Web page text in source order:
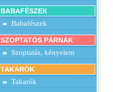
BABAFÉSZEK
Babafészek
SZOPTATÓS PÁRNÁK
Szoptatás, kényelem
TAKARÓK
Takarók